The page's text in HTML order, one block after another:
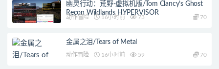
幽灵行动：荒野-虚拟机版/Tom Clancy’s Ghost
Recon Wildlands HYPERVISOR
动作冒险 16小时前 73 70
金属之泪/Tears of Metal
动作冒险 16小时前 59 70